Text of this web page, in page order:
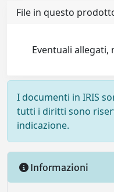
File in questo
Eventuali allegati,
I documenti in IRIS
tutti i diritti sono
indicazione.
Informazioni